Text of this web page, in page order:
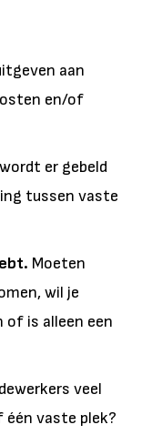
aan
en/of
er gebeld
tussen vaste
Moeten
wil je
of is alleen een
veel
vaste plek?